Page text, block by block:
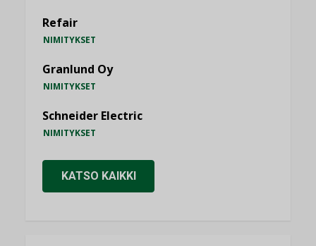
Refair
NIMITYKSET
Granlund Oy
NIMITYKSET
Schneider Electric
NIMITYKSET
KATSO KAIKKI